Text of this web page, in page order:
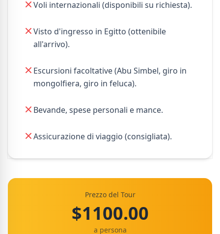
Voli internazionali (disponibili su richiesta).
Visto d'ingresso in Egitto (ottenibile
all'arrivo).
Escursioni facoltative (Abu Simbel, giro in
mongolfiera, giro in feluca).
Bevande, spese personali e mance.
Assicurazione di viaggio (consigliata).
Prezzo del Tour
$1100.00
a persona